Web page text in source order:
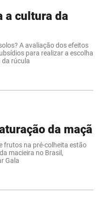
a cultura da
A avaliação dos efeitos
para realizar a escolha
rúcula
da maçã
frutos na pré-colheita estão
macieira no Brasil,
Gala